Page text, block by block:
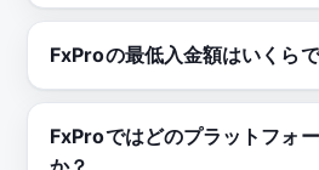
FxProの最低入金額はいくら
FxProではどのプラットフォ